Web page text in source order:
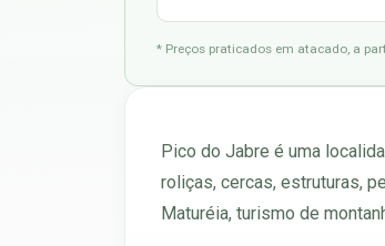
* Preços praticados em atacado, a
Pico do Jabre é uma
roliças, cercas, estruturas,
Maturéia, turismo de